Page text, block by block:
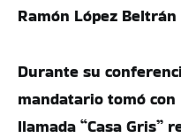
Ramón López
Durante su
mandatario tomó
llamada “Casa Gris”